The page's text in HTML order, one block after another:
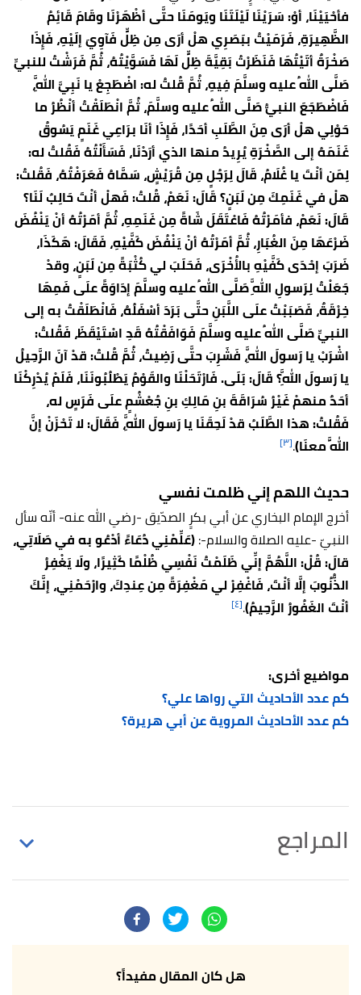
فأحْيَيْنَا، أوْ: سَرَيْنَا لَيْلَتَنَا ويَومَنَا حتَّى أظْهَرْنَا وقَامَ قَائِمُ
الظَّهِيرَةِ، فَرَمَيْتُ ببَصَرِي هلْ أرَى مِن ظِلٍّ فَآوِيَ إلَيْهِ، فَإِذَا
صَخْرَةٌ أتَيْتُهَا فَنَظَرْتُ بَقِيَّةَ ظِلٍّ لَهَا فَسَوَّيْتُهُ، ثُمَّ فَرَشْتُ للنبيِّ
صَلَّى اللهُ عليه وسلَّمَ فِيهِ، ثُمَّ قُلتُ له: اضْطَجِعْ يا نَبِيَّ اللَّهِ،
فَاضْطَجَعَ النبيُّ صَلَّى اللهُ عليه وسلَّمَ، ثُمَّ انْطَلَقْتُ أنْظُرُ ما
حَوْلِي هلْ أرَى مِنَ الطَّلَبِ أحَدًا، فَإِذَا أنَا برَاعِي غَنَمٍ يَسُوقُ
غَنَمَهُ إلى الصَّخْرَةِ يُرِيدُ منها الذي أرَدْنَا، فَسَأَلْتُهُ فَقُلتُ له:
لِمَن أنْتَ يا غُلَامُ، قَالَ لِرَجُلٍ مِن قُرَيْشٍ، سَمَّاهُ فَعَرَفْتُهُ، فَقُلتُ:
هلْ في غَنَمِكَ مِن لَبَنٍ؟ قَالَ: نَعَمْ، قُلتُ: فَهلْ أنْتَ حَالِبٌ لَنَا؟
قَالَ: نَعَمْ، فأمَرْتُهُ فَاعْتَقَلَ شَاةً مِن غَنَمِهِ، ثُمَّ أمَرْتُهُ أنْ يَنْفُضَ
ضَرْعَهَا مِنَ الغُبَارِ، ثُمَّ أمَرْتُهُ أنْ يَنْفُضَ كَفَّيْهِ، فَقَالَ: هَكَذَا،
ضَرَبَ إحْدَى كَفَّيْهِ بالأُخْرَى، فَحَلَبَ لي كُثْبَةً مِن لَبَنٍ، وقدْ
جَعَلْتُ لِرَسولِ اللَّهِ صَلَّى اللهُ عليه وسلَّمَ إدَاوَةً علَى فَمِهَا
خِرْقَةٌ، فَصَبَبْتُ علَى اللَّبَنِ حتَّى بَرَدَ أسْفَلُهُ، فَانْطَلَقْتُ به إلى
النبيِّ صَلَّى اللهُ عليه وسلَّمَ فَوَافَقْتُهُ قَدِ اسْتَيْقَظَ، فَقُلتُ:
اشْرَبْ يا رَسولَ اللَّهِ، فَشَرِبَ حتَّى رَضِيتُ، ثُمَّ قُلتُ: قدْ آنَ الرَّحِيلُ
يا رَسولَ اللَّهِ؟ قَالَ: بَلَى. فَارْتَحَلْنَا والقَوْمُ يَطْلُبُونَنَا، فَلَمْ يُدْرِكْنَا
أحَدٌ منهمْ غَيْرُ سُرَاقَةَ بنِ مَالِكِ بنِ جُعْشُمٍ علَى فَرَسٍ له،
فَقُلتُ: هذا الطَّلَبُ قدْ لَحِقَنَا يا رَسولَ اللَّهِ، فَقَالَ: لا تَحْزَنْ إنَّ
اللَّهَ معنَا).[٣]
حديث اللهم إني ظلمت نفسي
أخرج الإمام البخاري عن أبي بكرٍ الصدّيق -رضي الله عنه- أنّه سأل
النبيّ -عليه الصلاة والسلام-:(عَلِّمْنِي دُعَاءً أدْعُو به في صَلَاتِي،
قالَ: قُلْ: اللَّهُمَّ إنِّي ظَلَمْتُ نَفْسِي ظُلْمًا كَثِيرًا، ولَا يَغْفِرُ
الذُّنُوبَ إلَّا أنْتَ، فَاغْفِرْ لي مَغْفِرَةً مِن عِندِكَ، وارْحَمْنِي، إنَّكَ
أنْتَ الغَفُورُ الرَّحِيمُ).[٤]
مواضيع أخرى:
كم عدد الأحاديث التي رواها علي؟
كم عدد الأحاديث المروية عن أبي هريرة؟
المراجع
، اطّلع عليه بتاريخ 15/9/2021. بتصرّف.
هل كان المقال مفيداً؟